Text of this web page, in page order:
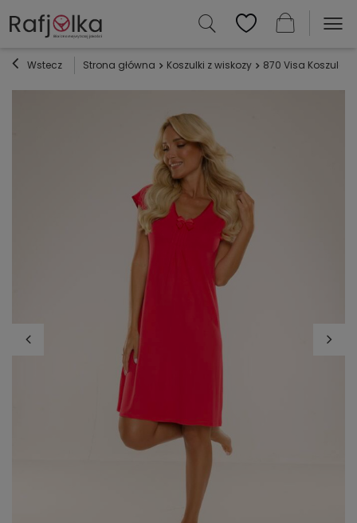
Wstecz Strona główna Koszulki z wiskozy 870 Visa Koszula